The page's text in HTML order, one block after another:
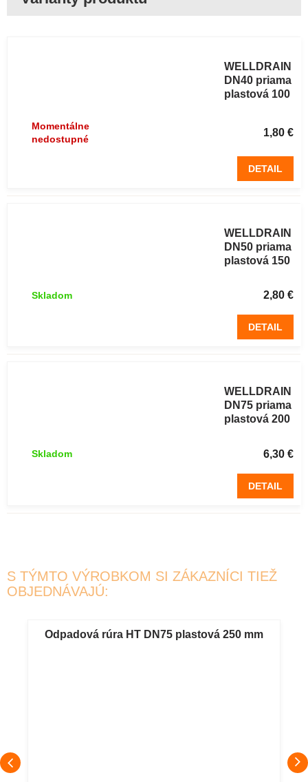
WELLDRAIN
DN40 priama
plastová 100
1,80 €
Momentálne
nedostupné
DETAIL
WELLDRAIN
DN50 priama
plastová 150
2,80 €
Skladom
DETAIL
WELLDRAIN
DN75 priama
plastová 200
6,30 €
Skladom
DETAIL
S TÝMTO VÝROBKOM SI ZÁKAZNÍCI TIEŽ
OBJEDNÁVAJÚ:
Odpadová rúra HT DN75 plastová 250 mm